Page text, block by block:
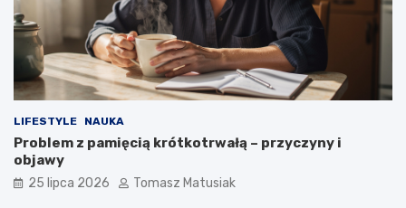
LIFESTYLE NAUKA
Problem z pamięcią krótkotrwałą – przyczyny i
objawy
25 lipca 2026 Tomasz Matusiak